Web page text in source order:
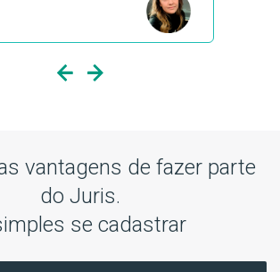
vantagens de fazer parte
do Juris.
se cadastrar